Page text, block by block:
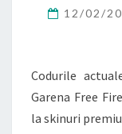
12/02/
Codurile
Garena Free
la skinuri